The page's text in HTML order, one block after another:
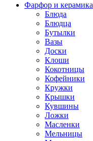
Фарфор и керамика
Блюда
Блюдца
Бутылки
Вазы
Доски
Клоши
Кокотницы
Кофейники
Кружки
Крышки
Кувшины
Ложки
Масленки
Мельницы